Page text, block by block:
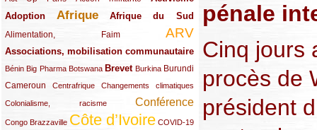
Adoption
(82/289) Afrique
(161/289) Afrique du Sud
(73/289)
Alimentation, Faim
(48/289) ARV
(203/289)
Associations, mobilisation communautaire
(65/289)
Bénin
(13/289)Big Pharma
(16/289) Botswana
(9/289) Brevet
(83/289) Burkina
(18/289) Burundi
(30/289)
Cameroun
(47/289) Centrafrique
(23/289) Changements climatiques
(10/289)
Colonialisme, racisme
(19/289) Conférence
(118/289)
Congo Brazzaville
(24/289) Côte d’Ivoire
(263/289) COVID-19
(13/289)
pénale
Cinq jours
procès de
président